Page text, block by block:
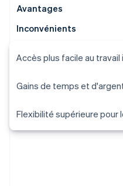
Avantages
Inconvénients
Accès plus facile au
Gains de temps et
Flexibilité supérieure pour